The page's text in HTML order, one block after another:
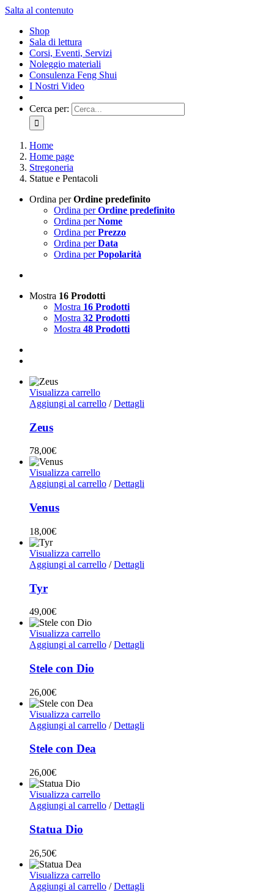
Salta al contenuto
Shop
Sala di lettura
Corsi, Eventi, Servizi
Noleggio materiali
Consulenza Feng Shui
I Nostri Video
Cerca per:
Home
Home page
Stregoneria
Statue e Pentacoli
Ordina perOrdine predefinito
Ordina perOrdine predefinito
Ordina perNome
Ordina perPrezzo
Ordina perData
Ordina perPopolarità
Mostra 16 Prodotti
Mostra 16 Prodotti
Mostra 32 Prodotti
Mostra 48 Prodotti
Visualizza carrello
Aggiungi al carrello / Dettagli
Zeus
78,00€
Visualizza carrello
Aggiungi al carrello / Dettagli
Venus
18,00€
Visualizza carrello
Aggiungi al carrello / Dettagli
Tyr
49,00€
Visualizza carrello
Aggiungi al carrello / Dettagli
Stele con Dio
26,00€
Visualizza carrello
Aggiungi al carrello / Dettagli
Stele con Dea
26,00€
Visualizza carrello
Aggiungi al carrello / Dettagli
Statua Dio
26,50€
Visualizza carrello
Aggiungi al carrello / Dettagli